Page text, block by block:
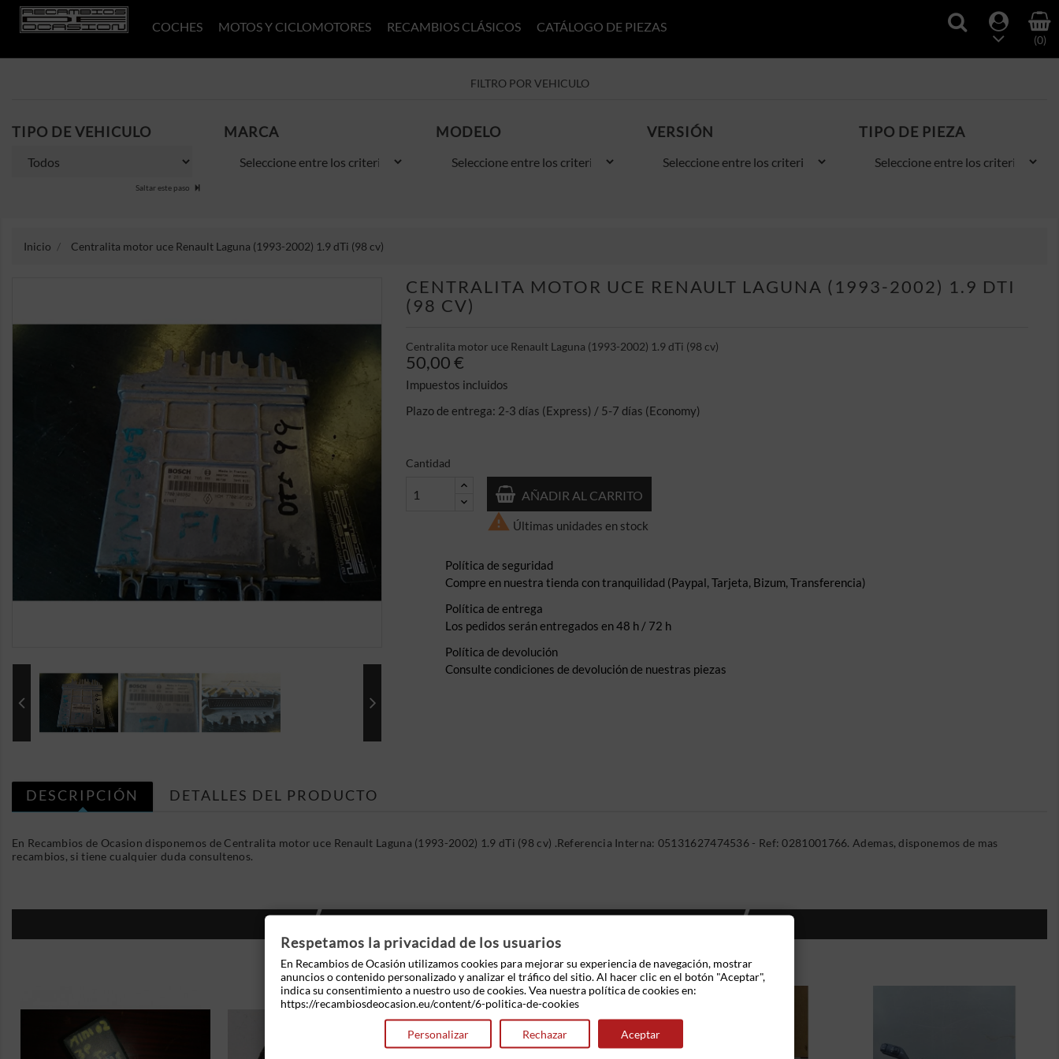
COCHES MOTOS Y CICLOMOTORES RECAMBIOS CLÁSICOS CATÁLOGO DE PIEZAS
(0)
FILTRO POR VEHICULO
TIPO DE VEHICULO
Saltar este paso
MARCA MODELO VERSIÓN TIPO DE PIEZA
Inicio Centralita motor uce Renault Laguna (1993-2002) 1.9 dTi (98 cv)
CENTRALITA MOTOR UCE RENAULT LAGUNA (1993-2002) 1.9 DTI
(98 CV)
Centralita motor uce Renault Laguna (1993-2002) 1.9 dTi (98 cv)
50,00 €
Impuestos incluidos
Plazo de entrega: 2-3 días (Express) / 5-7 días (Economy)
Cantidad
AÑADIR AL CARRITO
 Últimas unidades en stock
Política de seguridad
Compre en nuestra tienda con tranquilidad (Paypal, Tarjeta, Bizum, Transferencia)
Política de entrega
Los pedidos serán entregados en 48 h / 72 h
Política de devolución
Consulte condiciones de devolución de nuestras piezas
DESCRIPCIÓN DETALLES DEL PRODUCTO
En Recambios de Ocasion disponemos de Centralita motor uce Renault Laguna (1993-2002) 1.9 dTi (98 cv) .Referencia Interna: 05131627474536 - Ref: 0281001766. Ademas, disponemos de mas
recambios, si tiene cualquier duda consultenos.
Respetamos la privacidad de los usuarios
En Recambios de Ocasión utilizamos cookies para mejorar su experiencia de navegación, mostrar
anuncios o contenido personalizado y analizar el tráfico del sitio. Al hacer clic en el botón "Aceptar",
indica su consentimiento a nuestro uso de cookies. Vea nuestra política de cookies en:
https://recambiosdeocasion.eu/content/6-politica-de-cookies
Personalizar Rechazar Aceptar